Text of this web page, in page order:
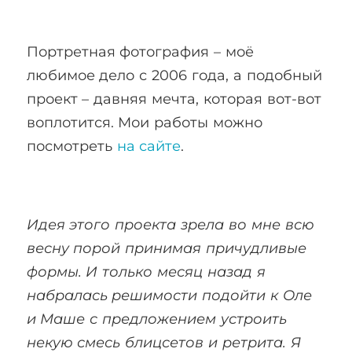
Портретная фотография – моё
любимое дело с 2006 года, а подобный
проект – давняя мечта, которая вот-вот
воплотится. Мои работы можно
посмотреть на сайте.
Идея этого проекта зрела во мне всю
весну порой принимая причудливые
формы. И только месяц назад я
набралась решимости подойти к Оле
и Маше с предложением устроить
некую смесь блицсетов и ретрита. Я